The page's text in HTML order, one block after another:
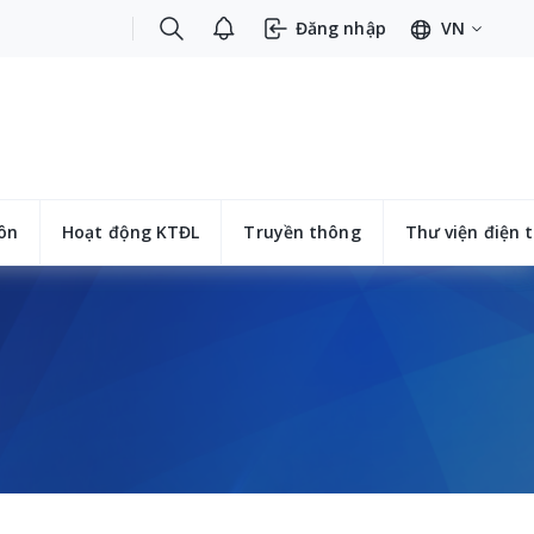
Đăng nhập VN
Hoạt động KTĐL Truyền thông Thư viện điện